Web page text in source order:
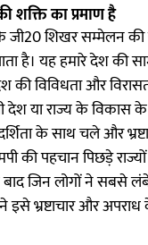
शक्ति का प्रमाण है
जी20 शिखर सम्मेलन
है। यह हमारे देश की
की विविधता और
देश या राज्य के विकास
के साथ चले और
की पहचान पिछड़े
बाद जिन लोगों ने सबसे
इसे भ्रष्टाचार और